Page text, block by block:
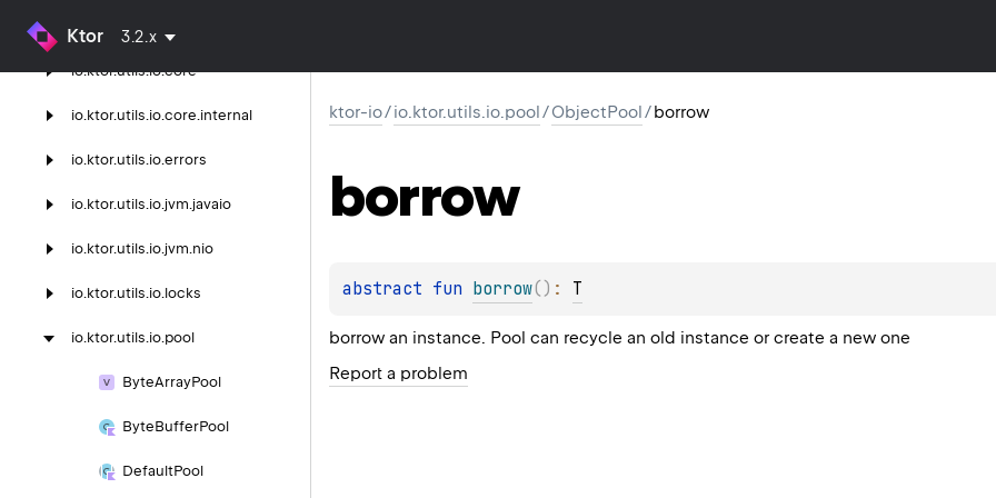
Ktor 3.2.x
io. utils.
io.ktor.utils.io.core
io.ktor.utils.io.core.internal
io.ktor.utils.io.errors
io.ktor.utils.io.jvm.javaio
io.ktor.utils.io.jvm.nio
io.ktor.utils.io.locks
io.ktor.utils.io.pool
ByteArrayPool
ByteBufferPool
DefaultPool
ktor-io/io.ktor.utils.io.pool/ObjectPool/borrow
borrow
abstract fun borrow( ) : T
borrow an instance. Pool can recycle an old instance or create a new one
Report a problem